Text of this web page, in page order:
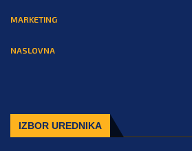
MARKETING
NASLOVNA
IZBOR UREDNIKA